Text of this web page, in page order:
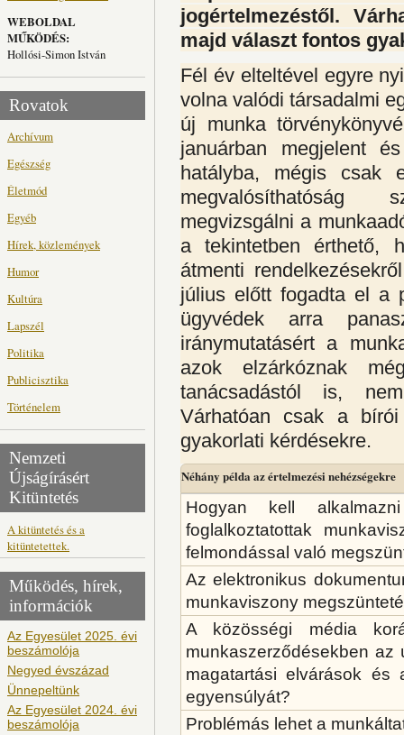
WEBOLDAL
MŰKÖDÉS:
Hollósi-Simon István
Rovatok
Archívum
Egészség
Életmód
Egyéb
Hírek, közlemények
Humor
Kultúra
Lapszél
Politika
Publicisztika
Történelem
Nemzeti
Újságírásért
Kitüntetés
A kitüntetés és a
kitüntetettek.
Működés, hírek,
információk
Az Egyesület 2025. évi
beszámolója
Negyed évszázad
Ünnepeltünk
Az Egyesület 2024. évi
beszámolója
jogértelmezéstől.
majd választ fontos
Fél év elteltével egyre
volna valódi társadalmi
új munka
januárban megjelent
hatályba, mégis csak
megvalósíthatóság
megvizsgálni a
a tekintetben érthető,
átmenti
július előtt fogadta el a
ügyvédek arra
iránymutatásért a
azok elzárkóznak
tanácsadástól is,
Várhatóan csak a
gyakorlati kérdésekre.
Néhány példa az értelmezési nehézségekre
Hogyan kell
foglalkoztatottak
felmondással való
Az elektronikus
munkaviszony
A közösségi média
munkaszerződésekben az
magatartási elvárások és
egyensúlyát?
Problémás lehet a